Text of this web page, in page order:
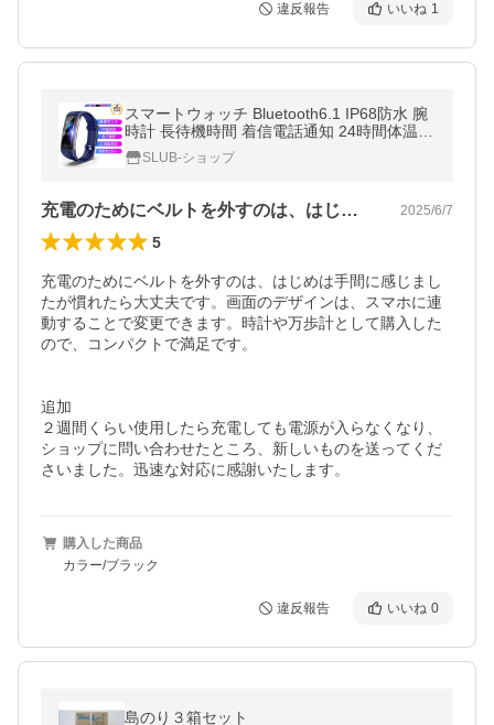
違反報告 いいね 1
スマートウォッチ Bluetooth6.1 IP68防水 腕
時計 長待機時間 着信電話通知 24時間体温測
定 多言語 血圧測定 血中酸素測定 USB充電
防塵 心拍計 歩数計 GPS搭載
SLUB-ショップ
充電のためにベルトを外すのは、はじめは… 2025/6/7
5
充電のためにベルトを外すのは、はじめは手間に感じまし
たが慣れたら大丈夫です。画面のデザインは、スマホに連
動することで変更できます。時計や万歩計として購入した
ので、コンパクトで満足です。
追加
２週間くらい使用したら充電しても電源が入らなくなり、
ショップに問い合わせたところ、新しいものを送ってくだ
さいました。迅速な対応に感謝いたします。
購入した商品
カラー/ブラック
違反報告 いいね 0
島のり３箱セット